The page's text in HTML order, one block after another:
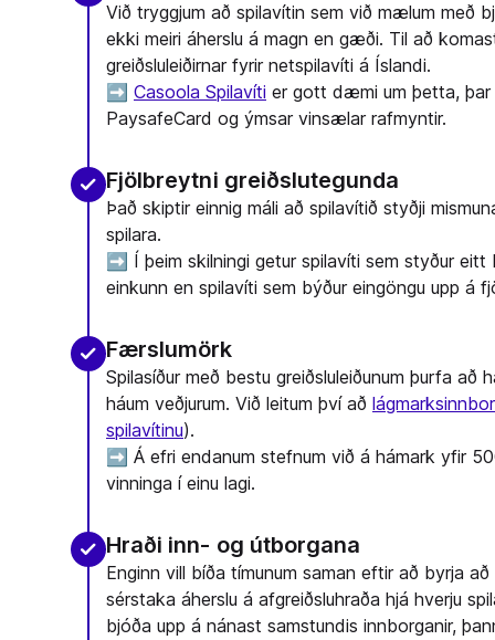
Við tryggjum að spilavítin sem við mælum með
ekki meiri áherslu á magn en gæði. Til að
greiðsluleiðirnar fyrir netspilavíti á Íslandi.
➡️ Casoola Spilavíti er gott dæmi um þetta, þar
PaysafeCard og ýmsar vinsælar rafmyntir.
Fjölbreytni greiðslutegunda
Það skiptir einnig máli að spilavítið styðji
spilara.
➡️ Í þeim skilningi getur spilavíti sem styður
einkunn en spilavíti sem býður eingöngu upp á
Færslumörk
Spilasíður með bestu greiðsluleiðunum þurfa
háum veðjurum. Við leitum því að
spilavítinu).
➡️ Á efri endanum stefnum við á hámark yfir
vinninga í einu lagi.
Hraði inn- og útborgana
Enginn vill bíða tímunum saman eftir að byrja
sérstaka áherslu á afgreiðsluhraða hjá hverju
bjóða upp á nánast samstundis innborganir,